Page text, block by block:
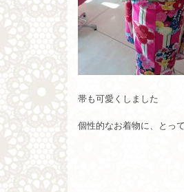
帯も可愛くしました
個性的なお着物に、とっ